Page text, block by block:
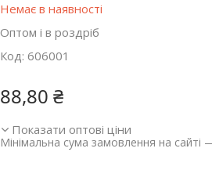
Немає в наявності
Оптом і в роздріб
Код: 606001
88,80 ₴
Показати оптові ціни
Мінімальна сума замовлення на сайті